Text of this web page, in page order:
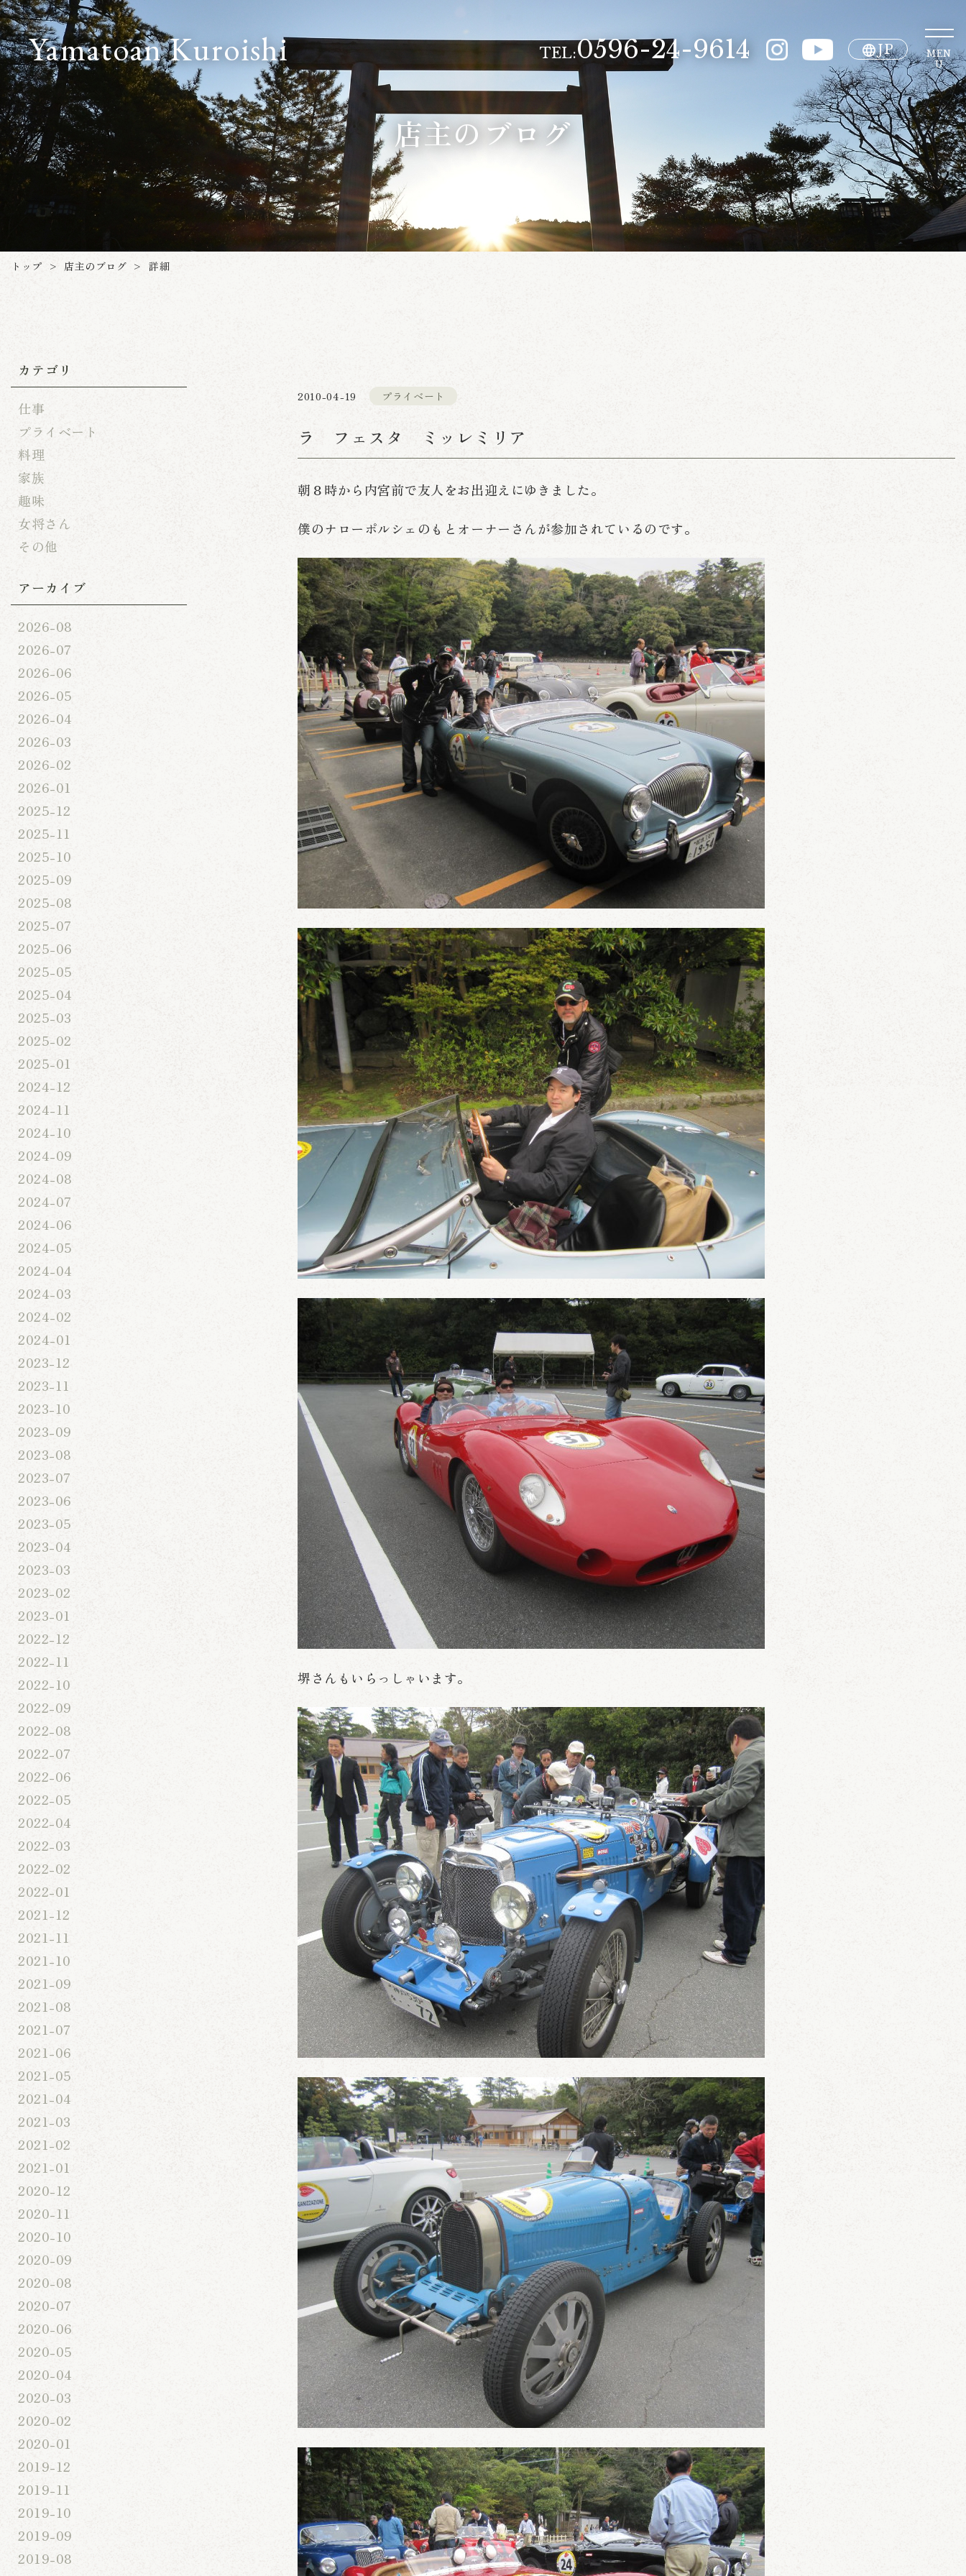
Yamatoan Kuroishi TEL:0596-24-9614 JP MEN
U
店主のブログ
トップ > 店主のブログ > 詳細
2010-04-19 プライベート
ラ フェスタ ミッレミリア
朝８時から内宮前で友人をお出迎えにゆきました。
僕のナローポルシェのもとオーナーさんが参加されているのです。
堺さんもいらっしゃいます。
カテゴリ
仕事
プライベート
料理
家族
趣味
女将さん
その他
アーカイブ
2026-08
2026-07
2026-06
2026-05
2026-04
2026-03
2026-02
2026-01
2025-12
2025-11
2025-10
2025-09
2025-08
2025-07
2025-06
2025-05
2025-04
2025-03
2025-02
2025-01
2024-12
2024-11
2024-10
2024-09
2024-08
2024-07
2024-06
2024-05
2024-04
2024-03
2024-02
2024-01
2023-12
2023-11
2023-10
2023-09
2023-08
2023-07
2023-06
2023-05
2023-04
2023-03
2023-02
2023-01
2022-12
2022-11
2022-10
2022-09
2022-08
2022-07
2022-06
2022-05
2022-04
2022-03
2022-02
2022-01
2021-12
2021-11
2021-10
2021-09
2021-08
2021-07
2021-06
2021-05
2021-04
2021-03
2021-02
2021-01
2020-12
2020-11
2020-10
2020-09
2020-08
2020-07
2020-06
2020-05
2020-04
2020-03
2020-02
2020-01
2019-12
2019-11
2019-10
2019-09
2019-08